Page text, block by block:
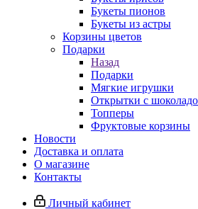
Букеты пионов
Букеты из астры
Корзины цветов
Подарки
Назад
Подарки
Мягкие игрушки
Открытки с
Топперы
Фруктовые корзины
Новости
Доставка и оплата
О магазине
Контакты
Личный кабинет